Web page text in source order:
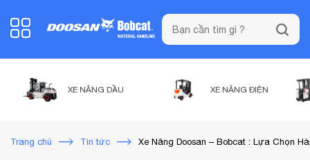
XE NÂNG DẦU XE NÂNG ĐIỆN
Trang chủ Tin tức Xe Nâng Doosan – Bobcat : Lựa Chọn